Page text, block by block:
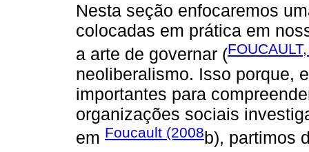
Nesta seção enfocaremos
colocadas em prática em
a arte de governar (
neoliberalismo. Isso porque,
importantes para
organizações sociais
em Foucault (2008b), partimos